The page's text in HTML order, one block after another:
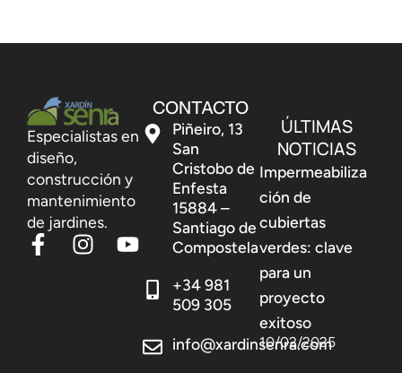
Especialistas en
diseño,
construcción y
mantenimiento
de jardines.
CONTACTO
Piñeiro, 13
San
Cristobo de
Enfesta
15884 –
Santiago de
Compostela
+34 981
509 305
info@xardinsenra.com
ÚLTIMAS
NOTICIAS
Impermeabiliza
ción de
cubiertas
verdes: clave
para un
proyecto
exitoso
10/02/2025